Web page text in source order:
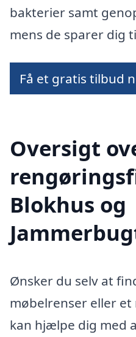
bakterier samt
mens de sparer dig
Få et gratis tilbud
Oversigt
Blokhus og
Ønsker du selv at
møbelrenser eller
kan hjælpe dig med